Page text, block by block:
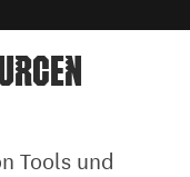
Tools und